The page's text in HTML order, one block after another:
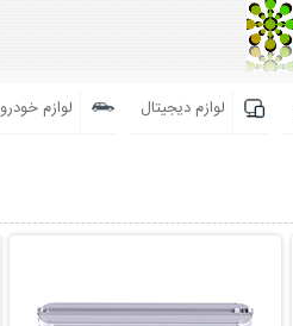
لوازم دیجیتال لوازم خودرو